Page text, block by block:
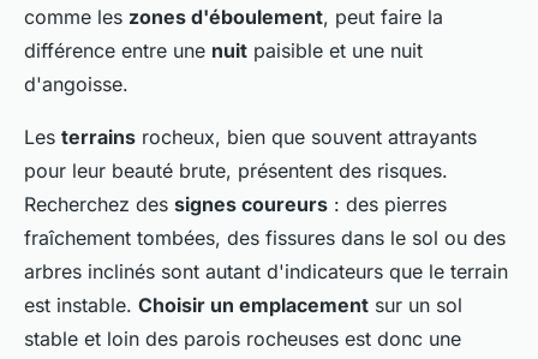
comme les zones d'éboulement, peut faire la
différence entre une nuit paisible et une nuit
d'angoisse.
Les terrains rocheux, bien que souvent attrayants
pour leur beauté brute, présentent des risques.
Recherchez des signes coureurs : des pierres
fraîchement tombées, des fissures dans le sol ou des
arbres inclinés sont autant d'indicateurs que le terrain
est instable. Choisir un emplacement sur un sol
stable et loin des parois rocheuses est donc une